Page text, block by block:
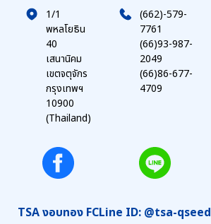
1/1
พหลโยธิน
40
เสนานิคม
เขตจตุจักร
กรุงเทพฯ
10900
(Thailand)
(662)-579-
7761
(66)93-987-
2049
(66)86-677-
4709
TSA งอบทอง FCLine ID: @tsa-qseed